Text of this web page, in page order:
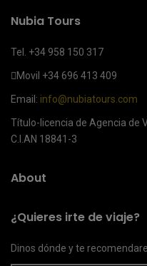
Nubia Tours
Tel. +34 958 150 317
Movil +34 696 413 409
Email: info@nubiatours.com
Título-licencia de Agencia de
C.I.AN 18841-3
About
¿Quieres irte de viaje?
Dinos dónde y te